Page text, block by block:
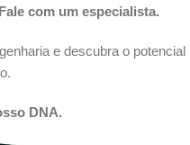
com um especialista.
e descubra o potencial
DNA.